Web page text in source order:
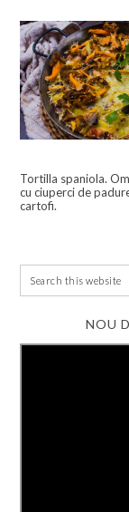
Tortilla spaniola.
cu ciuperci de
cartofi.
NOU